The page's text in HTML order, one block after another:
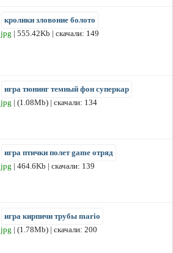
кролики зловоние болото
jpg | 555.42Kb | скачали: 149
игра тюнинг темный фон суперкар
jpg | (1.08Mb) | скачали: 134
игра птички полет game отряд
jpg | 464.6Kb | скачали: 139
игра кирпичи трубы mario
jpg | (1.78Mb) | скачали: 200